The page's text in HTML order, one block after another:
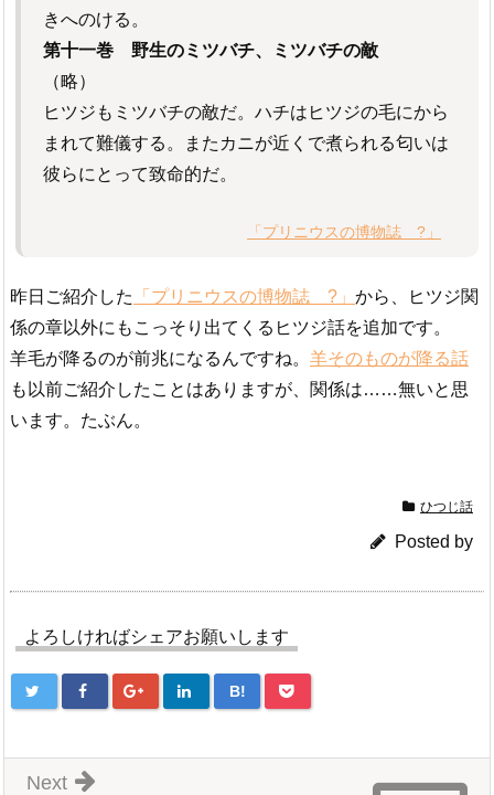
きへのける。
第十一巻 野生のミツバチ、ミツバチの敵
（略）
ヒツジもミツバチの敵だ。ハチはヒツジの毛にから
まれて難儀する。またカニが近くで煮られる匂いは
彼らにとって致命的だ。
「プリニウスの博物誌 ?」
昨日ご紹介した 「プリニウスの博物誌 ?」 から、ヒツジ関
係の章以外にもこっそり出てくるヒツジ話を追加です。
羊毛が降るのが前兆になるんですね。 羊そのものが降る話
も以前ご紹介したことはありますが、関係は……無いと思
います。たぶん。
ひつじ話
Posted by
よろしければシェアお願いします
B!
Next